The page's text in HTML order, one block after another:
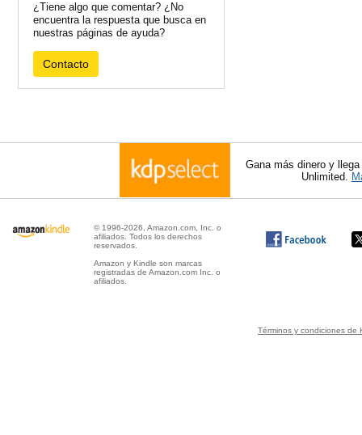
¿Tiene algo que comentar? ¿No
encuentra la respuesta que busca en
nuestras páginas de ayuda?
Contacto
Gana más dinero y
Unlimited.
© 1996-2026, Amazon.com, Inc. o
afiliados. Todos los derechos
reservados.
Amazon y Kindle son marcas
registradas de Amazon.com Inc. o
afiliados.
Términos y condiciones de